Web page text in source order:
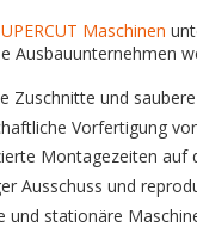
Maschinen
Ausbauunternehmen
Zuschnitte und
Vorfertigung
Montagezeiten auf
Ausschuss und
und stationäre